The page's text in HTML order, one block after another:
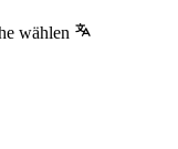
wählen